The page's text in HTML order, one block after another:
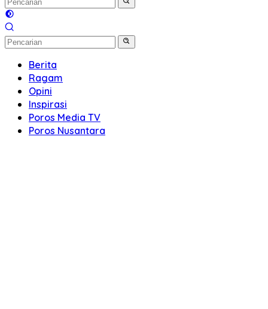
Berita
Ragam
Opini
Inspirasi
Poros Media TV
Poros Nusantara